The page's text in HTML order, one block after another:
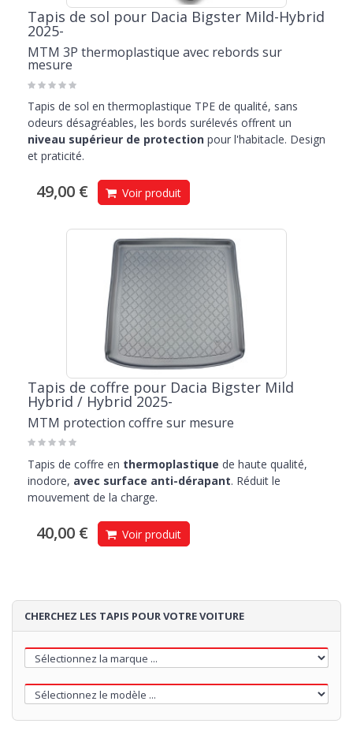
Tapis de sol pour Dacia Bigster Mild-Hybrid
2025-
MTM 3P thermoplastique avec rebords sur
mesure
Tapis de sol en thermoplastique TPE de qualité, sans
odeurs désagréables, les bords surélevés offrent un
niveau supérieur de protection pour l'habitacle. Design
et praticité.
49,00 € Voir produit
Tapis de coffre pour Dacia Bigster Mild
Hybrid / Hybrid 2025-
MTM protection coffre sur mesure
Tapis de coffre en thermoplastique de haute qualité,
inodore, avec surface anti-dérapant. Réduit le
mouvement de la charge.
40,00 € Voir produit
CHERCHEZ LES TAPIS POUR VOTRE VOITURE